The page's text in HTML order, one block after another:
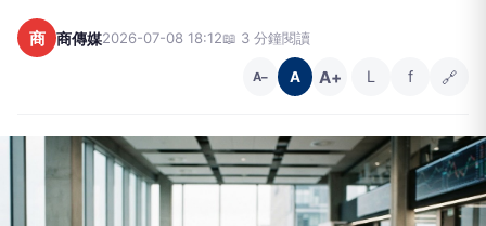
商 商傳媒2026-07-08 18:12📖 3 分鐘閱讀
A− A A+ L f 🔗